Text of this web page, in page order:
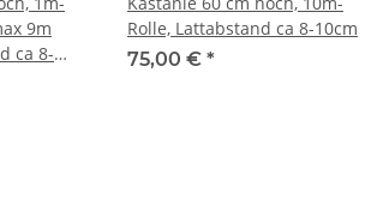
9m
ca 8-
Rolle, Lattabstand ca 8-10cm
75,00 € *